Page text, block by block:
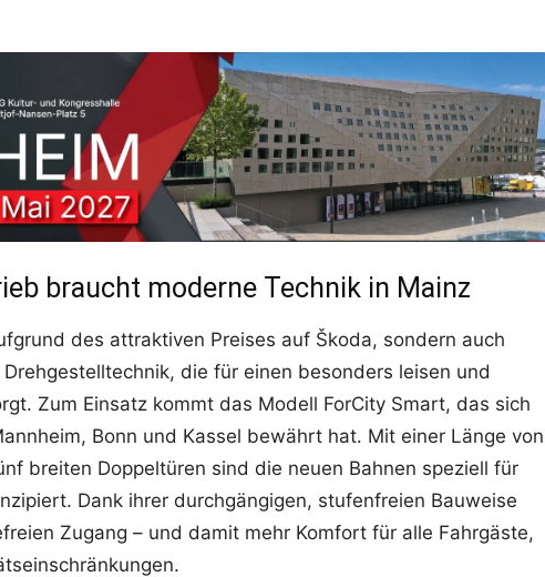
braucht moderne Technik in Mainz
des attraktiven Preises auf Škoda, sondern auch
die für einen besonders leisen und
Zum Einsatz kommt das Modell ForCity Smart, das sich
Bonn und Kassel bewährt hat. Mit einer Länge von
breiten Doppeltüren sind die neuen Bahnen speziell für
Dank ihrer durchgängigen, stufenfreien Bauweise
Zugang – und damit mehr Komfort für alle Fahrgäste,